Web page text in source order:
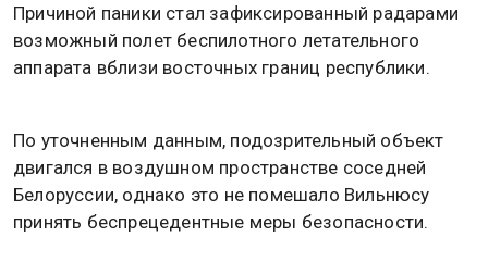
Причиной паники стал зафиксированный радарами
возможный полет беспилотного летательного
аппарата вблизи восточных границ республики.
По уточненным данным, подозрительный объект
двигался в воздушном пространстве соседней
Белоруссии, однако это не помешало Вильнюсу
принять беспрецедентные меры безопасности.